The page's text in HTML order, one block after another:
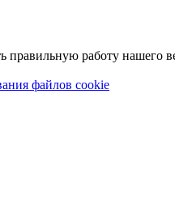
работу нашего
файлов cookie